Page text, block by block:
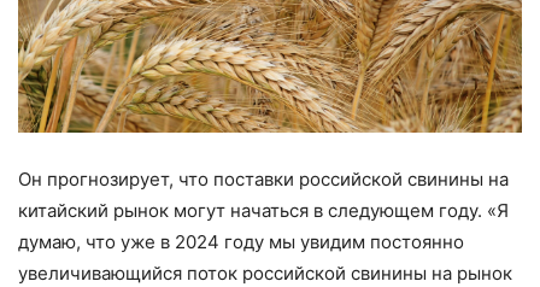
Он прогнозирует, что поставки российской свинины на
китайский рынок могут начаться в следующем году. «Я
думаю, что уже в 2024 году мы увидим постоянно
увеличивающийся поток российской свинины на рынок